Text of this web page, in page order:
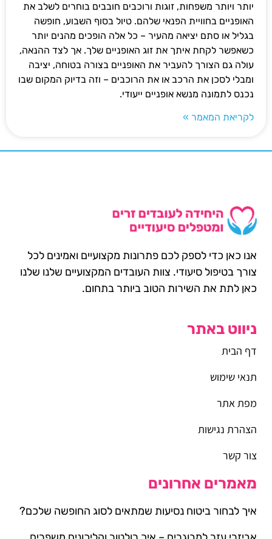
יותר ויותר משפחות, זוגות ורוכבים חובבים בוחרים לשלב את
האופניים בחוויית הפנאי שלהם. טיול בסוף השבוע, חופשה
בגליל או סתם יציאה מהעיר – כל אלה הופכים מהנים יותר
כשאפשר לקחת איתך את זוג האופניים שלך. אך לצד ההנאה,
עולה גם הצורך להעביר את האופניים בצורה בטוחה, יציבה
ומבלי לסכן את הרכב או את הרוכבים – וזה בדיוק המקום שבו
נכנס לתמונה מנשא אופניים ייעודי.
לקריאת המאמר »
אנו כאן כדי לספק לכם פתרונות מקצועיים ואמינים לכל
צורך בטיפול סיעודי. צוות העובדים המקצועיים שלנו שלנו
כאן לתת את השירות הטוב ביותר בתחום.
ניווט באתר
דף הבית
תנאי שימוש
מפת אתר
הצהרת נגישות
צור קשר
מאמרים אחרונים
איך לבחור ביטוח נסיעות שמתאים לסוג החופשה שלכם?